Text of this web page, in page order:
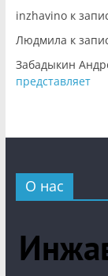
inzhavinoк
Людмила к
Забадыкин
представляет
О нас